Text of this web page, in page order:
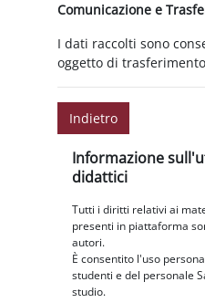
Comunicazione e
I dati raccolti sono
oggetto di
Indietro
Blocchi
Informazione
didattici
Tutti i diritti relativi ai
presenti in piattaforma
autori.
È consentito l'uso
studenti e del personale
studio.